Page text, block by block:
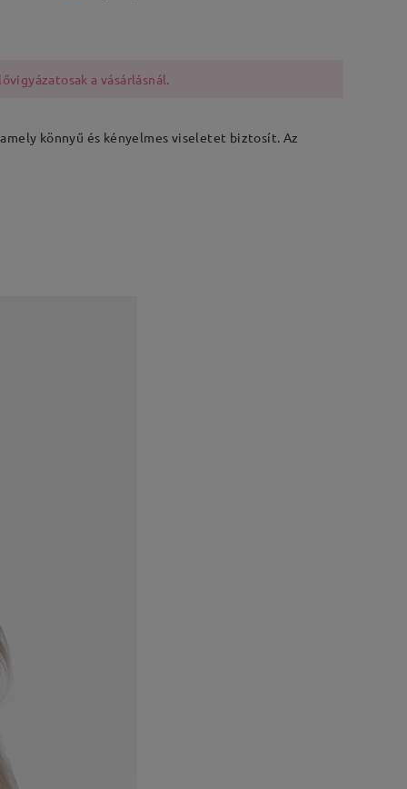
a vásárlásnál.
könnyű és kényelmes viseletet biztosít. Az